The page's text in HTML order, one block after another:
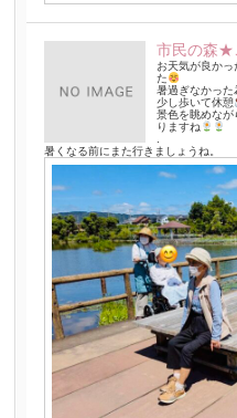
市民の森
お天気が良かっ
た
暑過ぎなかっ
少し歩いて休憩
景色を眺めなが
りますね
暑くなる前にまた行きましょうね。